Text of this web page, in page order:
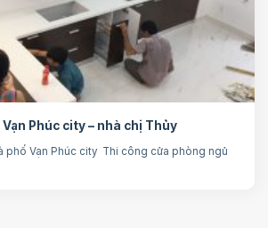
Phúc city – nhà chị Thủy
phố Vạn Phúc city Thi công cửa phòng ngủ